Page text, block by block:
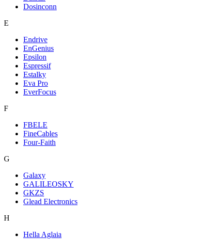
Dosinconn
E
Endrive
EnGenius
Epsilon
Espressif
Estalky
Eva Pro
EverFocus
F
FBELE
FineCables
Four-Faith
G
Galaxy
GALILEOSKY
GKZS
Glead Electronics
H
Hella Aglaia